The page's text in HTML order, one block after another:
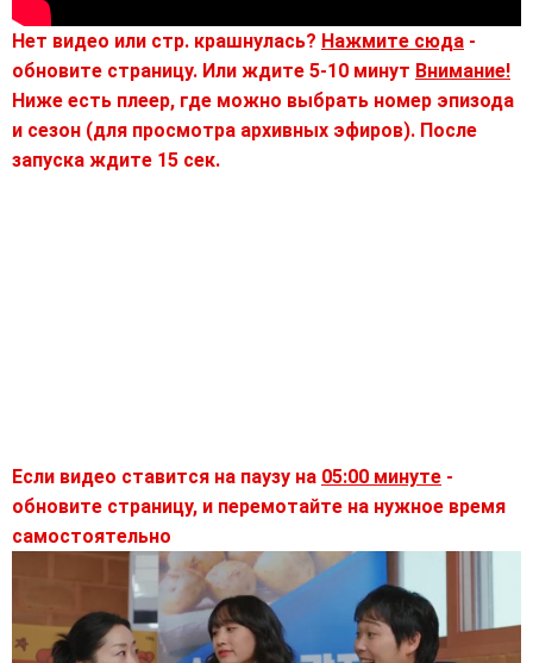
Нет видео или стр. крашнулась? Нажмите сюда -
обновите страницу. Или ждите 5-10 минут Внимание!
Ниже есть плеер, где можно выбрать номер эпизода
и сезон (для просмотра архивных эфиров). После
запуска ждите 15 сек.
Если видео ставится на паузу на 05:00 минуте -
обновите страницу, и перемотайте на нужное время
самостоятельно